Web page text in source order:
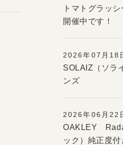
トマトグラッ
開催中です！
2026年07月18
SOLAIZ（ソラ
ンズ
2026年06月22
OAKLEY
ック）純正度付